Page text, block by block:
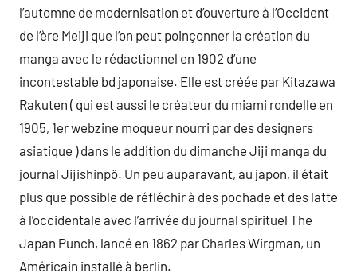
l’automne de modernisation et d’ouverture à l’Occident
de l’ère Meiji que l’on peut poinçonner la création du
manga avec le rédactionnel en 1902 d’une
incontestable bd japonaise. Elle est créée par Kitazawa
Rakuten ( qui est aussi le créateur du miami rondelle en
1905, 1er webzine moqueur nourri par des designers
asiatique ) dans le addition du dimanche Jiji manga du
journal Jijishinpô. Un peu auparavant, au japon, il était
plus que possible de réfléchir à des pochade et des latte
à l’occidentale avec l’arrivée du journal spirituel The
Japan Punch, lancé en 1862 par Charles Wirgman, un
Américain installé à berlin.